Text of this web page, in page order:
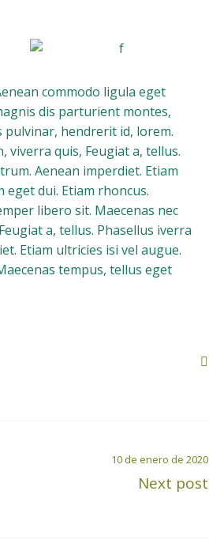
commodo ligula eget
dis parturient montes,
pulvinar, hendrerit id, lorem.
viverra quis, Feugiat a, tellus.
Aenean imperdiet. Etiam
dui. Etiam rhoncus.
libero sit. Maecenas nec
a, tellus. Phasellus iverra
Etiam ultricies isi vel augue.
tempus, tellus eget
10 de enero de 2020
Next post